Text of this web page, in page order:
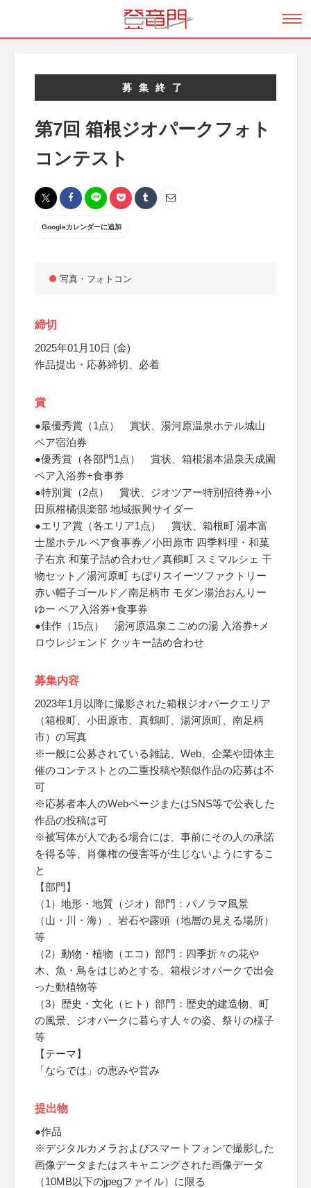
募集終了
第7回 箱根ジオパークフォト
コンテスト
Googleカレンダーに追加
写真・フォトコン
締切
2025年01月10日 (金)
作品提出・応募締切、必着
賞
●最優秀賞（1点） 賞状、湯河原温泉ホテル城山
ペア宿泊券
●優秀賞（各部門1点） 賞状、箱根湯本温泉天成園
ペア入浴券+食事券
●特別賞（2点） 賞状、ジオツアー特別招待券+小
田原柑橘倶楽部 地域振興サイダー
●エリア賞（各エリア1点） 賞状、箱根町 湯本富
士屋ホテル ペア食事券／小田原市 四季料理・和菓
子右京 和菓子詰め合わせ／真鶴町 スミマルシェ 干
物セット／湯河原町 ちぼりスイーツファクトリー
赤い帽子ゴールド／南足柄市 モダン湯治おんりー
ゆー ペア入浴券+食事券
●佳作（15点） 湯河原温泉こごめの湯 入浴券+メ
ロウレジェンド クッキー詰め合わせ
募集内容
2023年1月以降に撮影された箱根ジオパークエリア
（箱根町、小田原市、真鶴町、湯河原町、南足柄
市）の写真
※一般に公募されている雑誌、Web、企業や団体主
催のコンテストとの二重投稿や類似作品の応募は不
可
※応募者本人のWebページまたはSNS等で公表した
作品の投稿は可
※被写体が人である場合には、事前にその人の承諾
を得る等、肖像権の侵害等が生じないようにするこ
と
【部門】
（1）地形・地質（ジオ）部門：パノラマ風景
（山・川・海）、岩石や露頭（地層の見える場所）
等
（2）動物・植物（エコ）部門：四季折々の花や
木、魚・鳥をはじめとする、箱根ジオパークで出会
った動植物等
（3）歴史・文化（ヒト）部門：歴史的建造物、町
の風景、ジオパークに暮らす人々の姿、祭りの様子
等
【テーマ】
「ならでは」の恵みや営み
提出物
●作品
※デジタルカメラおよびスマートフォンで撮影した
画像データまたはスキャニングされた画像データ
（10MB以下のjpegファイル）に限る